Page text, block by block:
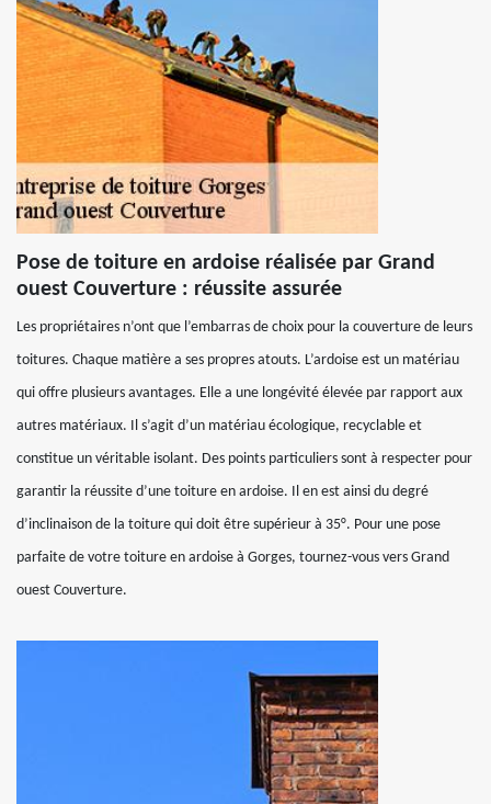
Pose de toiture en ardoise réalisée par Grand
ouest Couverture : réussite assurée
Les propriétaires n’ont que l’embarras de choix pour la couverture de leurs
toitures. Chaque matière a ses propres atouts. L’ardoise est un matériau
qui offre plusieurs avantages. Elle a une longévité élevée par rapport aux
autres matériaux. Il s’agit d’un matériau écologique, recyclable et
constitue un véritable isolant. Des points particuliers sont à respecter pour
garantir la réussite d’une toiture en ardoise. Il en est ainsi du degré
d’inclinaison de la toiture qui doit être supérieur à 35°. Pour une pose
parfaite de votre toiture en ardoise à Gorges, tournez-vous vers Grand
ouest Couverture.